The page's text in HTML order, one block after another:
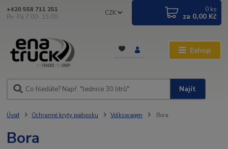
Eshop
CZK
Najít
+420 558 711 251
Po- Pá 7:00- 15:00
0 ks
za 0,00 Kč
Úvod Ochranné kryty podvozku Volkswagen Bora
Bora